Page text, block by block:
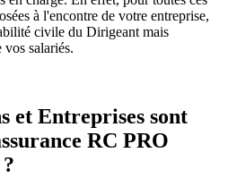
à l'encontre de votre entreprise,
civile du Dirigeant mais
vos salariés.
et Entreprises sont
RC PRO